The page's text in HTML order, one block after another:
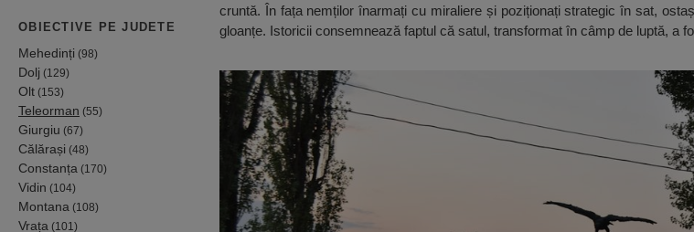
OBIECTIVE PE JUDETE
Mehedinți (98)
Dolj (129)
Olt (153)
Teleorman (55)
Giurgiu (67)
Călărași (48)
Constanța (170)
Vidin (104)
Montana (108)
Vrața (101)
cruntă. În fața nemților înarmați cu miraliere și poziționați strategic în sat,
gloanțe. Istoricii consemnează faptul că satul, transformat în câmp de luptă, a